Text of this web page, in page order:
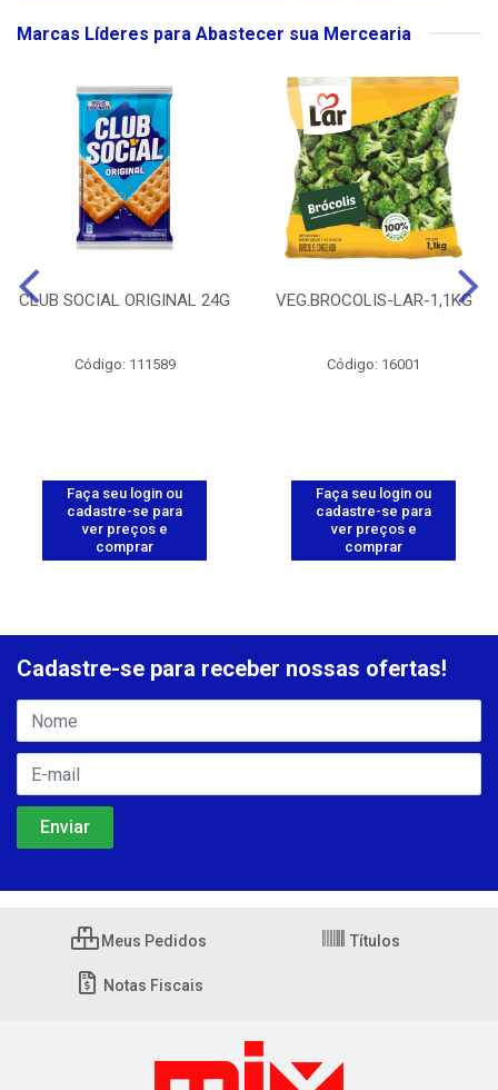
Marcas Líderes para Abastecer sua Mercearia
CLUB SOCIAL ORIGINAL 24G
Código: 111589
Faça seu login ou
cadastre-se para
ver preços e
comprar
VEG.BROCOLIS-LAR-1,1KG
Código: 16001
Faça seu login ou
cadastre-se para
ver preços e
comprar
Cadastre-se para receber nossas ofertas!
Meus Pedidos Títulos
Notas Fiscais